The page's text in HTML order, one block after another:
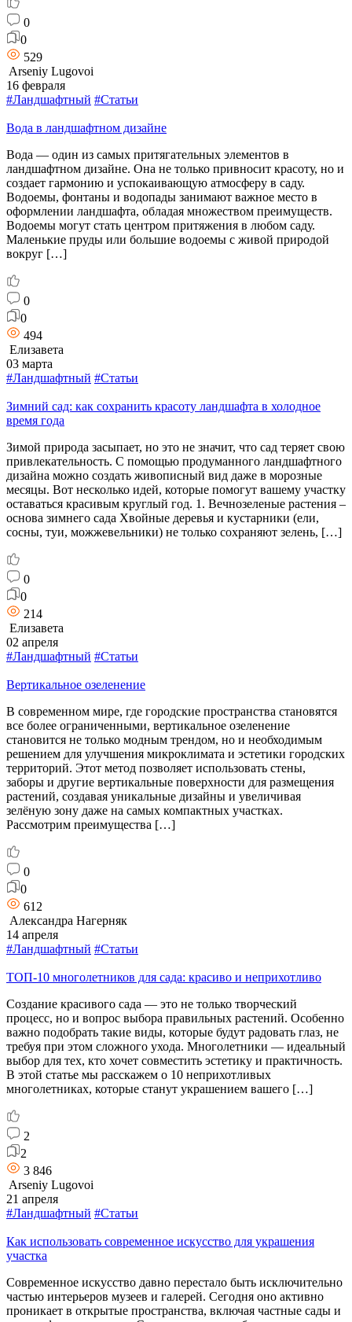
0
0
529
Arseniy Lugovoi
16 февраля
#Ландшафтный #Статьи
Вода в ландшафтном дизайне
Вода — один из самых притягательных элементов в
ландшафтном дизайне. Она не только привносит красоту, но и
создает гармонию и успокаивающую атмосферу в саду.
Водоемы, фонтаны и водопады занимают важное место в
оформлении ландшафта, обладая множеством преимуществ.
Водоемы могут стать центром притяжения в любом саду.
Маленькие пруды или большие водоемы с живой природой
вокруг […]
0
0
494
Елизавета
03 марта
#Ландшафтный #Статьи
Зимний сад: как сохранить красоту ландшафта в холодное
время года
Зимой природа засыпает, но это не значит, что сад теряет свою
привлекательность. С помощью продуманного ландшафтного
дизайна можно создать живописный вид даже в морозные
месяцы. Вот несколько идей, которые помогут вашему участку
оставаться красивым круглый год. 1. Вечнозеленые растения –
основа зимнего сада Хвойные деревья и кустарники (ели,
сосны, туи, можжевельники) не только сохраняют зелень, […]
0
0
214
Елизавета
02 апреля
#Ландшафтный #Статьи
Вертикальное озеленение
В современном мире, где городские пространства становятся
все более ограниченными, вертикальное озеленение
становится не только модным трендом, но и необходимым
решением для улучшения микроклимата и эстетики городских
территорий. Этот метод позволяет использовать стены,
заборы и другие вертикальные поверхности для размещения
растений, создавая уникальные дизайны и увеличивая
зелёную зону даже на самых компактных участках.
Рассмотрим преимущества […]
0
0
612
Александра Нагерняк
14 апреля
#Ландшафтный #Статьи
ТОП-10 многолетников для сада: красиво и неприхотливо
Создание красивого сада — это не только творческий
процесс, но и вопрос выбора правильных растений. Особенно
важно подобрать такие виды, которые будут радовать глаз, не
требуя при этом сложного ухода. Многолетники — идеальный
выбор для тех, кто хочет совместить эстетику и практичность.
В этой статье мы расскажем о 10 неприхотливых
многолетниках, которые станут украшением вашего […]
2
2
3 846
Arseniy Lugovoi
21 апреля
#Ландшафтный #Статьи
Как использовать современное искусство для украшения
участка
Современное искусство давно перестало быть исключительно
частью интерьеров музеев и галерей. Сегодня оно активно
проникает в открытые пространства, включая частные сады и